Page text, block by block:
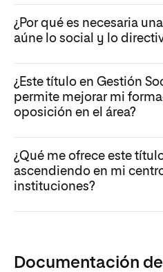
¿Por qué es necesaria
aúne lo social y lo
¿Este título en Gestión
permite mejorar mi
oposición en el área?
¿Qué me ofrece este
ascendiendo en mi
instituciones?
Documentación